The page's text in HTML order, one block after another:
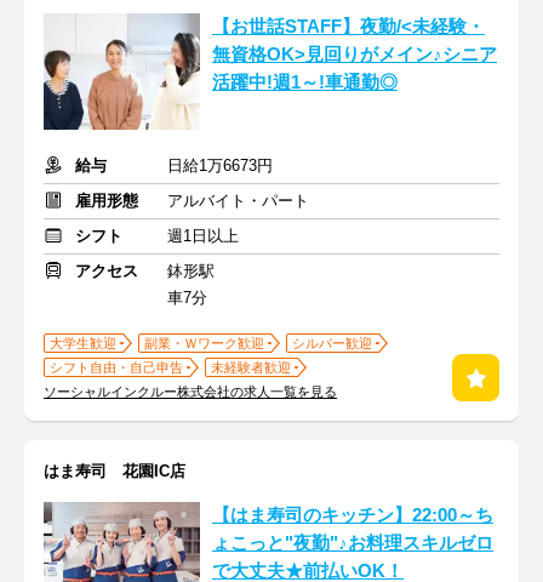
【お世話STAFF】夜勤/<未経験・
無資格OK>見回りがメイン♪シニア
活躍中!週1～!車通勤◎
給与
日給1万6673円
雇用形態
アルバイト・パート
シフト
週1日以上
アクセス
鉢形駅
車7分
大学生歓迎 副業・Ｗワーク歓迎
シルバー歓迎
シフト自由・自己申告
未経験者歓迎
ソーシャルインクルー株式会社の求人一覧を見る
はま寿司 花園IC店
【はま寿司のキッチン】22:00～ち
ょこっと"夜勤"♪お料理スキルゼロ
で大丈夫★前払いOK！